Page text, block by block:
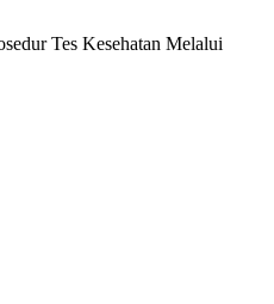
Tes Kesehatan Melalui